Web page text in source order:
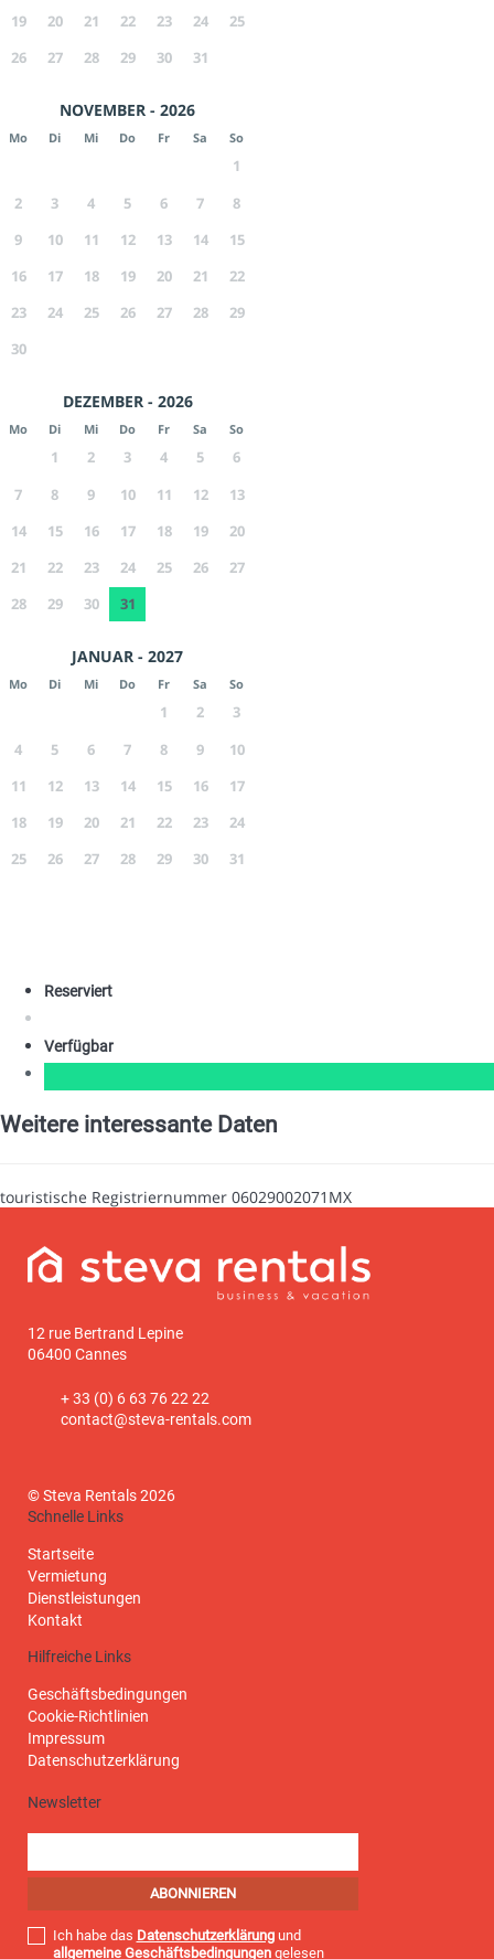
19
20 21 22 23 24
25
26
27 28 29 30 31
NOVEMBER - 2026
Mo Di Mi Do Fr Sa So
1
2
3 4 5 6 7
8
9
10 11 12 13 14
15
16
17 18 19 20 21
22
23
24 25 26 27 28
29
30
DEZEMBER - 2026
Mo Di Mi Do Fr Sa So
1 2 3 4 5
6
7
8 9 10 11 12
13
14
15 16 17 18 19
20
21
22 23 24 25 26
27
28
29 30 31
JANUAR - 2027
Mo Di Mi Do Fr Sa So
1 2
3
4
5 6 7 8 9
10
11
12 13 14 15 16
17
18
19 20 21 22 23
24
25
26 27 28 29 30 31
Reserviert
Verfügbar
Weitere interessante Daten
touristische Registriernummer 06029002071MX
12 rue Bertrand Lepine
06400 Cannes
+ 33 (0) 6 63 76 22 22
contact@steva-rentals.com
© Steva Rentals 2026
Schnelle Links
Startseite
Vermietung
Dienstleistungen
Kontakt
Hilfreiche Links
Geschäftsbedingungen
Cookie-Richtlinien
Impressum
Datenschutzerklärung
Newsletter
Ich habe das Datenschutzerklärungund
allgemeine Geschäftsbedingungengelesen